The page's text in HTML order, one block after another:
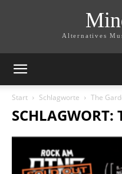
Alternatives
Start Schlagworte The
SCHLAGWORT: